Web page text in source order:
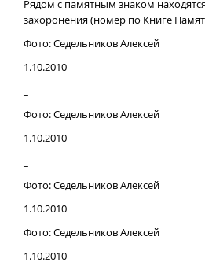
Рядом с памятным знаком
захоронения (номер по Книге
Фото: Седельников Алексей
1.10.2010
Фото: Седельников Алексей
1.10.2010
Фото: Седельников Алексей
1.10.2010
Фото: Седельников Алексей
1.10.2010